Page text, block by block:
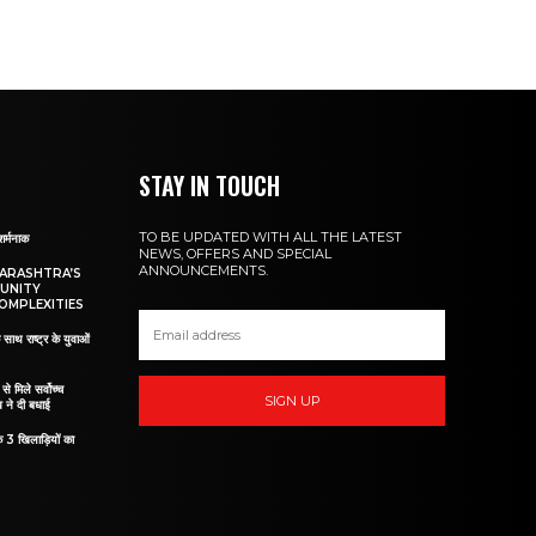
साथ राष्ट्र के युवाओं
से मिले सर्वोच्च
ने दी बधाई
खिलाड़ियों का
STAY IN TOUCH
TO BE UPDATED WITH ALL THE LATEST
NEWS, OFFERS AND SPECIAL
ANNOUNCEMENTS.
SIGN UP